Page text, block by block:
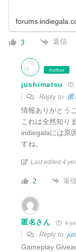
3 返信
Author
jushimatsu
Reply to 匿
情報ありがとう
これは全然知り
indiegalaには原
すね。
Last edited 4
2 返信
匿名さん 4
Reply to
Gameplay